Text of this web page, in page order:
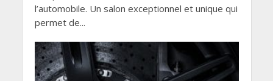
l’automobile. Un salon exceptionnel et unique qui
permet de...